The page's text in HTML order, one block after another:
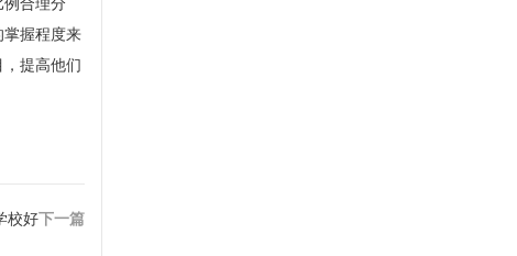
掌握程度来
提高他们
下一篇
校好